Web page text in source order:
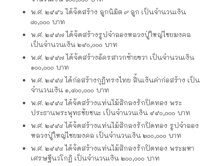
พ.ศ. ๒๕๕๖ ได้จัดสร้าง ลูกนิมิต ๙ ลูก เป็นจำนวนเงิน
๘๐,๐๐๐ บาท
พ.ศ. ๒๕๕๗ ได้จัดสร้างรูปจำลองหลวงปู่ใหญ่ไชยมงคล
เป็นจำนวนเงิน ๒๕๐,๐๐๐ บาท
พ.ศ. ๒๕๕๗ ได้จัดสร้างอัครสาวกซ้ายขวา เป็นจำนวนเงิน
๑๐๐,๐๐๐ บาท
พ.ศ. ๒๕๕๘ ได้ก่อสร้างกุฏิทรงไทย สิ้นเงินค่าก่อสร้าง เป็น
จำนวนเงิน ๑,๔๐๐,๐๐๐ บาท
พ.ศ. ๒๕๕๘ ได้จัดสร้างแท่นไม้สักลงรักปิดทอง พระ
ประธานพระพุทธชัยชนะ เป็นจำนวนเงิน ๕๕๐,๐๐๐ บาท
พ.ศ. ๒๕๕๘ ได้จัดสร้างแท่นไม้สักลงรักปิดทอง รูปจำลอง
หลวงปู่ใหญ่ไชยมงคล เป็นจำนวนเงิน ๒๐๐,๐๐๐ บาท
พ.ศ. ๒๕๕๘ ได้จัดสร้างแท่นไม้สักลงรักปิดทอง พระมหา
เศรษฐีนวโกฏิ เป็นจำนวนเงิน ๒๐๐,๐๐๐ บาท